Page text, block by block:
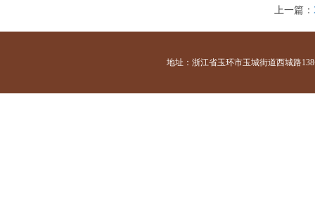
上一篇：
地址：浙江省玉环市玉城街道西城路